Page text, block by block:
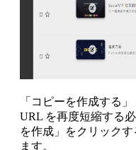
「コピーを作成する
URL を再度短縮する
を作成」をクリック
ます。